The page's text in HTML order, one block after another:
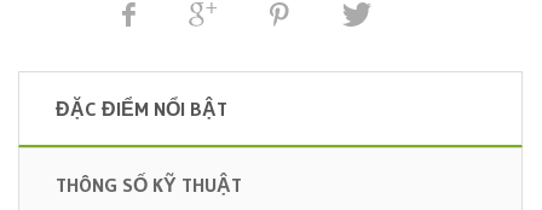
ĐẶC ĐIỂM NỔI BẬT
THÔNG SỐ KỸ THUẬT